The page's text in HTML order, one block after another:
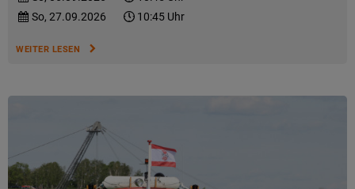
So, 27.09.2026
10:45 Uhr
WEITER LESEN